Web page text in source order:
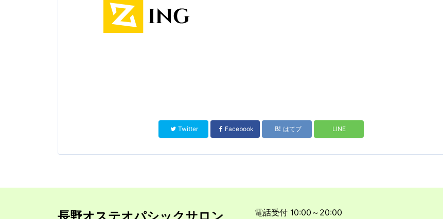
Twitter Facebook はてブ LINE
電話受付 10:00～20:00